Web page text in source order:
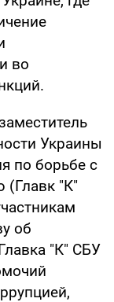
во
Украины
по борьбе с
(Главк "К"
об
"К" СБУ